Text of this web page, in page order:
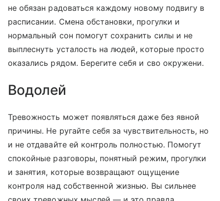
не обязан радоваться каждому новому подвигу в
расписании. Смена обстановки, прогулки и
нормальный сон помогут сохранить силы и не
выплеснуть усталость на людей, которые просто
оказались рядом. Берегите себя и сво окружени.
Водолей
Тревожность может появляться даже без явной
причины. Не ругайте себя за чувствительность, но
и не отдавайте ей контроль полностью. Помогут
спокойные разговоры, понятный режим, прогулки
и занятия, которые возвращают ощущение
контроля над собственной жизнью. Вы сильнее